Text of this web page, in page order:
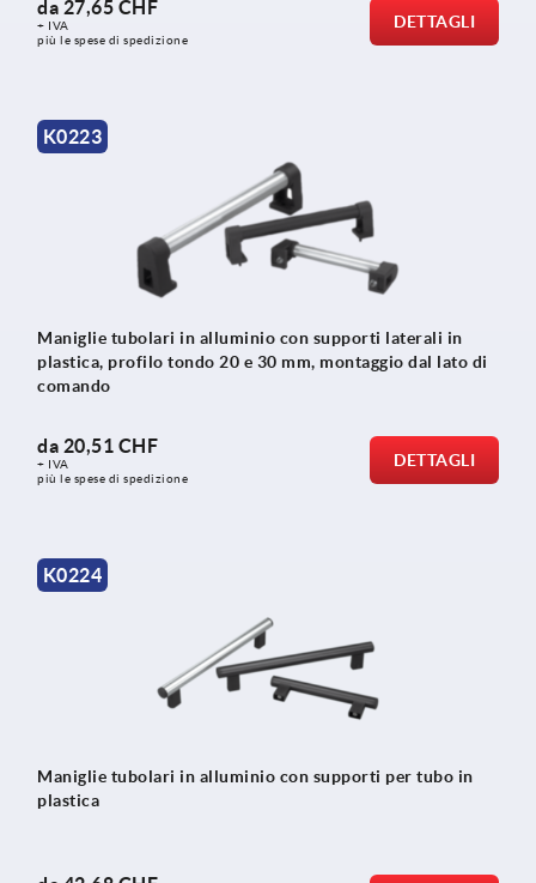
da 27,65 CHF
+ IVA
più le spese di spedizione
DETTAGLI
K0223
Maniglie tubolari in alluminio con supporti laterali in
plastica, profilo tondo 20 e 30 mm, montaggio dal lato di
comando
da 20,51 CHF
+ IVA
più le spese di spedizione
DETTAGLI
K0224
Maniglie tubolari in alluminio con supporti per tubo in
plastica